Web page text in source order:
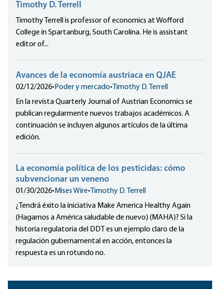
Timothy D. Terrell
Timothy Terrell is professor of economics at Wofford
College in Spartanburg, South Carolina. He is assistant
editor of...
Avances de la economía austriaca en QJAE
02/12/2026• Poder y mercado• Timothy D. Terrell
En la revista Quarterly Journal of Austrian Economics se
publican regularmente nuevos trabajos académicos. A
continuación se incluyen algunos artículos de la última
edición.
La economía política de los pesticidas: cómo
subvencionar un veneno
01/30/2026• Mises Wire• Timothy D. Terrell
¿Tendrá éxito la iniciativa Make America Healthy Again
(Hagamos a América saludable de nuevo) (MAHA)? Si la
historia regulatoria del DDT es un ejemplo claro de la
regulación gubernamental en acción, entonces la
respuesta es un rotundo no.